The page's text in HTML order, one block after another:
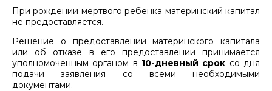
При рождении мертвого ребенка материнский капитал
не предоставляется.
Решение о предоставлении материнского капитала
или об отказе в его предоставлении принимается
уполномоченным органом в 10-дневный срок со дня
подачи заявления со всеми необходимыми
документами.